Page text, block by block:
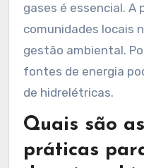
gases é essencial. A
comunidades locais
gestão ambiental.
fontes de energia
de hidrelétricas.
Quais são
práticas